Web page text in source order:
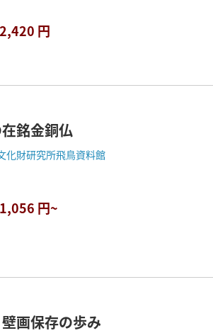
2,420 円
銘金銅仏
化財研究所飛鳥資料館
1,056 円~
画保存の歩み